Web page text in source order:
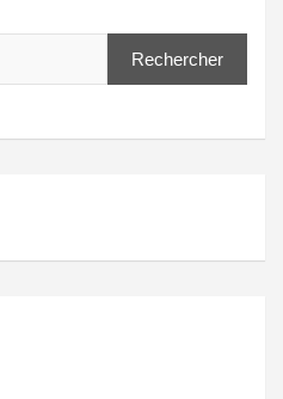
Rechercher